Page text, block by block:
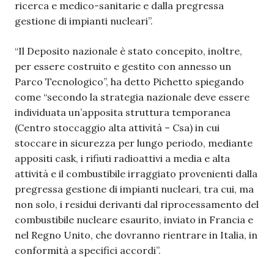
ricerca e medico-sanitarie e dalla pregressa
gestione di impianti nucleari”.
“Il Deposito nazionale è stato concepito, inoltre,
per essere costruito e gestito con annesso un
Parco Tecnologico”, ha detto Pichetto spiegando
come “secondo la strategia nazionale deve essere
individuata un’apposita struttura temporanea
(Centro stoccaggio alta attività – Csa) in cui
stoccare in sicurezza per lungo periodo, mediante
appositi cask, i rifiuti radioattivi a media e alta
attività e il combustibile irraggiato provenienti dalla
pregressa gestione di impianti nucleari, tra cui, ma
non solo, i residui derivanti dal riprocessamento del
combustibile nucleare esaurito, inviato in Francia e
nel Regno Unito, che dovranno rientrare in Italia, in
conformità a specifici accordi”.